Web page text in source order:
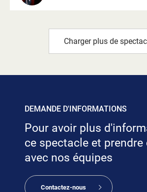
Charger plus de
DEMANDE D'INFORMATIONS
Pour avoir plus
ce spectacle et
avec nos équipes
Contactez-nous